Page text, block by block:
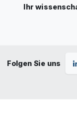
Ihr
Folgen Sie uns